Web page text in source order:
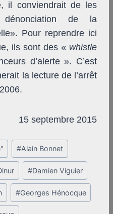
il conviendrait de les
de la
Pour reprendre ici
ils sont des « whistle
d’alerte ». C’est
la lecture de l’arrêt
15 septembre 2015
#Alain Bonnet
#Damien Viguier
#Georges Hénocque